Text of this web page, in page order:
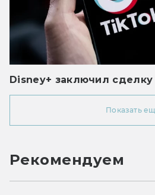
Disney+ заключил
Показать
Рекомендуем